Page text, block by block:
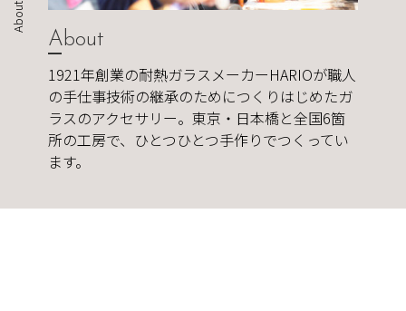
About
About
1921年創業の耐熱ガラスメーカーHARIOが職人
の手仕事技術の継承のためにつくりはじめたガ
ラスのアクセサリー。東京・日本橋と全国6箇
所の工房で、ひとつひとつ手作りでつくってい
ます。